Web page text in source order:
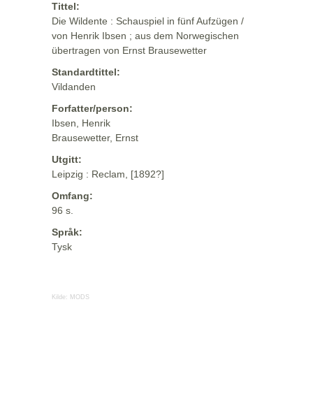
Tittel:
Die Wildente : Schauspiel in fünf Aufzügen /
von Henrik Ibsen ; aus dem Norwegischen
übertragen von Ernst Brausewetter
Standardtittel:
Vildanden
Forfatter/person:
Ibsen, Henrik
Brausewetter, Ernst
Utgitt:
Leipzig : Reclam, [1892?]
Omfang:
96 s.
Språk:
Tysk
Kilde: MODS